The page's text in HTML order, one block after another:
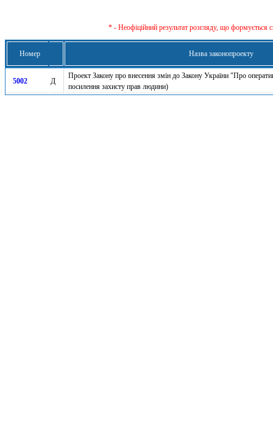
* - Неофіційний результат розгляду, що формується
Номер Назва законопроекту
5002 Д
Проект Закону про внесення змін до Закону України "Про
посилення захисту прав людини)